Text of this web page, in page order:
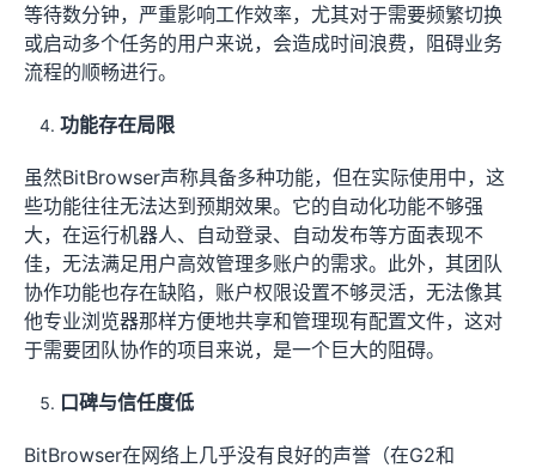
等待数分钟，严重影响工作效率，尤其对于需要频繁切换
或启动多个任务的用户来说，会造成时间浪费，阻碍业务
流程的顺畅进行。
功能存在局限
虽然BitBrowser声称具备多种功能，但在实际使用中，这
些功能往往无法达到预期效果。它的自动化功能不够强
大，在运行机器人、自动登录、自动发布等方面表现不
佳，无法满足用户高效管理多账户的需求。此外，其团队
协作功能也存在缺陷，账户权限设置不够灵活，无法像其
他专业浏览器那样方便地共享和管理现有配置文件，这对
于需要团队协作的项目来说，是一个巨大的阻碍。
口碑与信任度低
BitBrowser在网络上几乎没有良好的声誉（在G2和